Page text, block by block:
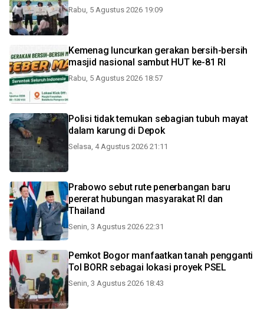
Rabu, 5 Agustus 2026 19:09
Kemenag luncurkan gerakan bersih-bersih
masjid nasional sambut HUT ke-81 RI
Rabu, 5 Agustus 2026 18:57
Polisi tidak temukan sebagian tubuh mayat
dalam karung di Depok
Selasa, 4 Agustus 2026 21:11
Prabowo sebut rute penerbangan baru
pererat hubungan masyarakat RI dan
Thailand
Senin, 3 Agustus 2026 22:31
Pemkot Bogor manfaatkan tanah pengganti
Tol BORR sebagai lokasi proyek PSEL
Senin, 3 Agustus 2026 18:43